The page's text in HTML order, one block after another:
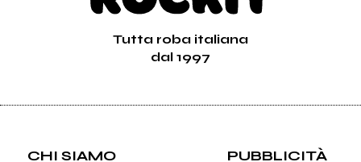
Tutta roba italiana
dal 1997
CHI SIAMO PUBBLICITÀ